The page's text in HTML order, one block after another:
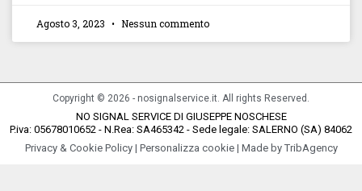
Agosto 3, 2023 Nessun commento
Copyright © 2026 - nosignalservice.it. All rights Reserved.
NO SIGNAL SERVICE DI GIUSEPPE NOSCHESE
P.iva: 05678010652 - N.Rea: SA465342 - Sede legale: SALERNO (SA) 84062
Privacy & Cookie Policy| Personalizza cookie| Made by TribAgency